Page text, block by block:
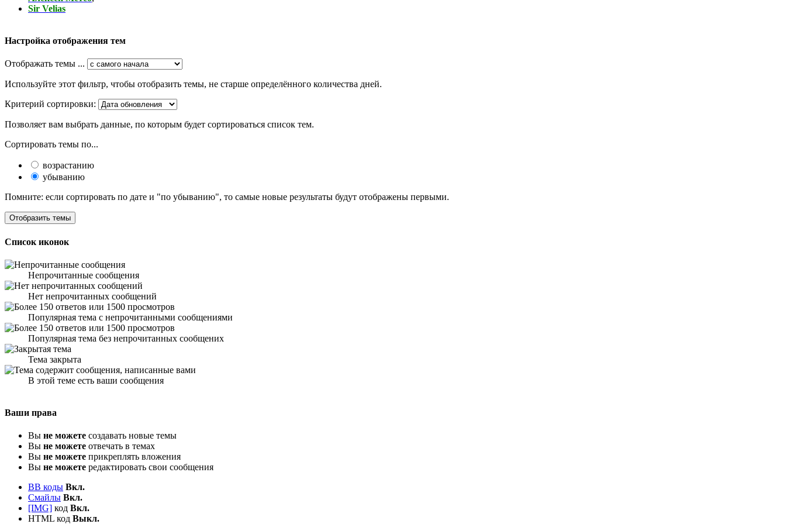
Sir Velias
Настройка отображения тем
Отображать темы ...
Используйте этот фильтр, чтобы отобразить темы, не старше определённого количества дней.
Критерий сортировки:
Позволяет вам выбрать данные, по которым будет сортироваться список тем.
Сортировать темы по...
возрастанию
убыванию
Помните: если сортировать по дате и "по убыванию", то самые новые результаты будут отображены первыми.
Список иконок
Непрочитанные сообщения
Нет непрочитанных сообщений
Популярная тема с непрочитанными сообщениями
Популярная тема без непрочитанных сообщених
Тема закрыта
В этой теме есть ваши сообщения
Ваши права
Вы не можете создавать новые темы
Вы не можете отвечать в темах
Вы не можете прикреплять вложения
Вы не можете редактировать свои сообщения
BB коды Вкл.
Смайлы Вкл.
[IMG] код Вкл.
HTML код Выкл.